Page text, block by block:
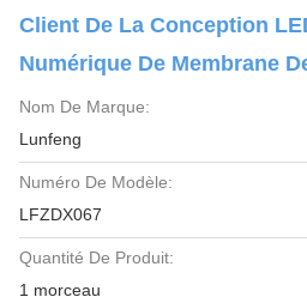
Client De La Conception
Numérique De Membrane
Nom De Marque:
Lunfeng
Numéro De Modèle:
LFZDX067
Quantité De Produit:
1 morceau